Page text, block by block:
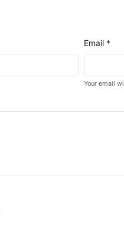
Email *
Your email